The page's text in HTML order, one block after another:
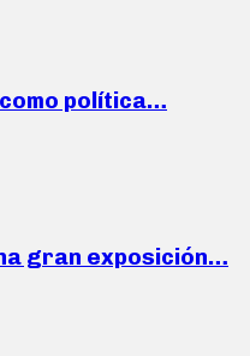
política…
gran exposición…